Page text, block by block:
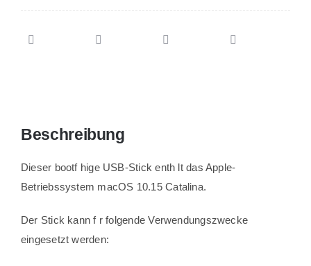
Beschreibung
Dieser bootf hige USB-Stick enth lt das Apple-
Betriebssystem macOS 10.15 Catalina.
Der Stick kann f r folgende Verwendungszwecke
eingesetzt werden: